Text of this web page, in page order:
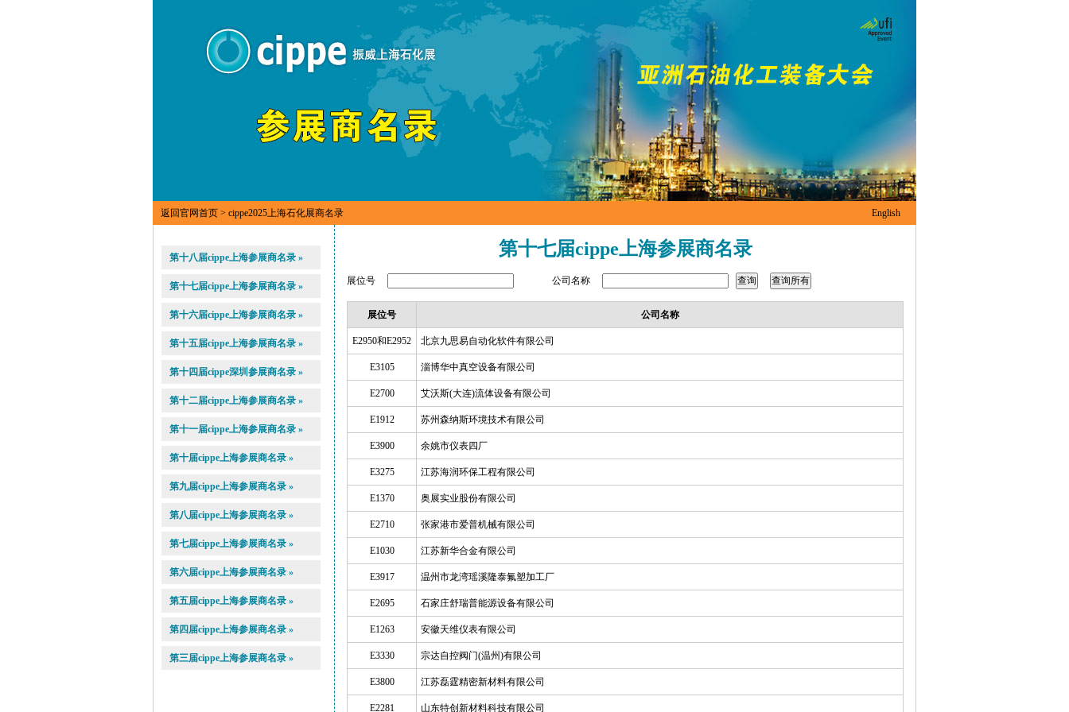
返回官网首页 > cippe2025上海石化展商名录 English
第十八届cippe上海参展商名录 »
第十七届cippe上海参展商名录 »
第十六届cippe上海参展商名录 »
第十五届cippe上海参展商名录 »
第十四届cippe深圳参展商名录 »
第十二届cippe上海参展商名录 »
第十一届cippe上海参展商名录 »
第十届cippe上海参展商名录 »
第九届cippe上海参展商名录 »
第八届cippe上海参展商名录 »
第七届cippe上海参展商名录 »
第六届cippe上海参展商名录 »
第五届cippe上海参展商名录 »
第四届cippe上海参展商名录 »
第三届cippe上海参展商名录 »
第十七届cippe上海参展商名录
展位号 公司名称
展位号 公司名称
E2950和E2952 北京九思易自动化软件有限公司
E3105 淄博华中真空设备有限公司
E2700 艾沃斯(大连)流体设备有限公司
E1912 苏州森纳斯环境技术有限公司
E3900 余姚市仪表四厂
E3275 江苏海润环保工程有限公司
E1370 奥展实业股份有限公司
E2710 张家港市爱普机械有限公司
E1030 江苏新华合金有限公司
E3917 温州市龙湾瑶溪隆泰氟塑加工厂
E2695 石家庄舒瑞普能源设备有限公司
E1263 安徽天维仪表有限公司
E3330 宗达自控阀门(温州)有限公司
E3800 江苏磊霆精密新材料有限公司
E2281 山东特创新材料科技有限公司